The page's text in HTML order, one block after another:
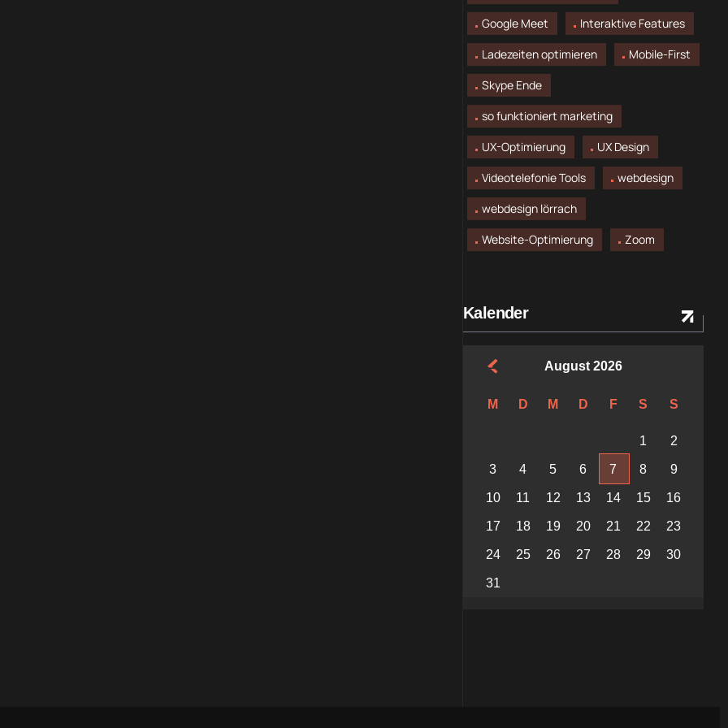
Google Meet
Interaktive Features
Ladezeiten optimieren
Mobile-First
Skype Ende
so funktioniert marketing
UX-Optimierung
UX Design
Videotelefonie Tools
webdesign
webdesign lörrach
Website-Optimierung
Zoom
Kalender
August 2026
M D M D F S S
1 2
3 4 5 6 7 8 9
10 11 12 13 14 15 16
17 18 19 20 21 22 23
24 25 26 27 28 29 30
31